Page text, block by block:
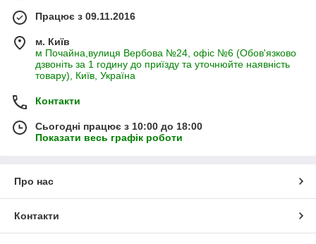
Працює з 09.11.2016
м. Київ
м Почайна,вулиця Вербова №24, офіс №6 (Обов'язково
дзвоніть за 1 годину до приїзду та уточнюйте наявність
товару), Київ, Україна
Контакти
Сьогодні працює з 10:00 до 18:00
Показати весь графік роботи
Про нас
Контакти